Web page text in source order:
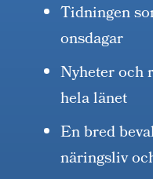
Tidningen
onsdagar
Nyheter och
hela länet
En bred
näringsliv